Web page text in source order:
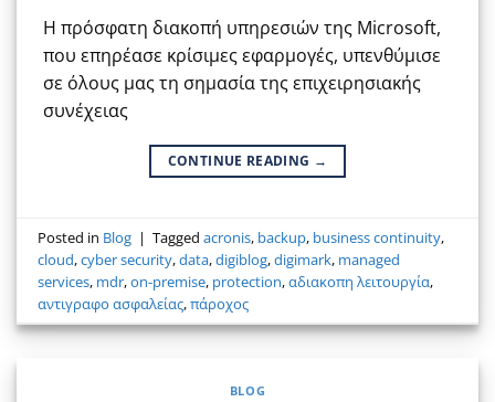
Η πρόσφατη διακοπή υπηρεσιών της Microsoft,
που επηρέασε κρίσιμες εφαρμογές, υπενθύμισε
σε όλους μας τη σημασία της επιχειρησιακής
συνέχειας
CONTINUE READING →
Posted in Blog | Taggedacronis, backup, business continuity,
cloud,cyber security,data,digiblog,digimark, managed
services, mdr,on-premise, protection,αδιακοπη λειτουργία,
αντιγραφο ασφαλείας,πάροχος
BLOG